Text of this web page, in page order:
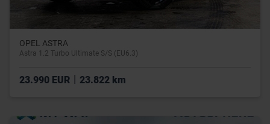
OPEL ASTRA
Astra 1.2 Turbo Ultimate S/S (EU6.3)
23.990 EUR | 23.822 km